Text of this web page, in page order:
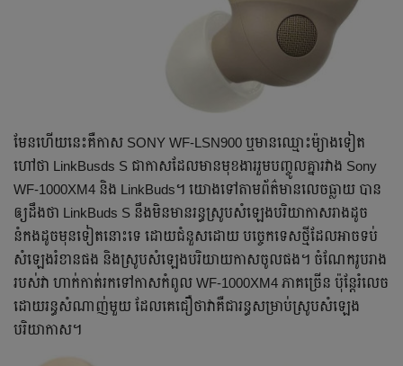
មែនហើយនេះគឺកាស SONY WF-LSN900 ឬមានឈ្មោះម៉្យាងទៀត
ហៅថា LinkBusds S ជាកាសដែលមានមុខងាររួមបញ្ចូលគ្នារវាង Sony
WF-1000XM4 និង LinkBuds។ យោងទៅតាមព័ត៌មានលេចធ្លាយ បាន
ឲ្យដឹងថា LinkBuds S នឹងមិនមានរន្ធស្រូបសំឡេងបរិយាកាសរាងដូច
នំកងដូចមុនទៀតនោះទេ ដោយជំនួសដោយ បច្ចេកទេសថ្មីដែលអាចទប់
សំឡេងរំខានផង និងស្រូបសំឡេងបរិយាយកាសចូលផង។ ចំណែករូបរាង
របស់វា ហាក់កាត់រកទៅកាសកំពូល WF-1000XM4 ភាគច្រើន ប៉ុន្តែរំលេច
ដោយរន្ធសំណាញ់មួយ ដែលគេជឿថាវាគឺជារន្ធសម្រាប់ស្រូបសំឡេង
បរិយាកាស។